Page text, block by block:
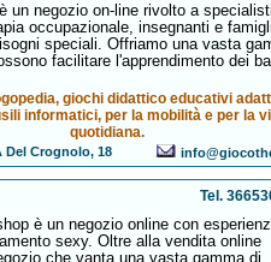
un negozio on-line rivolto a
occupazionale, insegnanti e
speciali. Offriamo una vasta
facilitare l'apprendimento dei
giochi didattico educativi
informatici, per la mobilità e per la
quotidiana.
Del Crognolo, 18
Tel.
è un negozio online con
sexy. Oltre alla vendita online
che vanta una vasta gamma di